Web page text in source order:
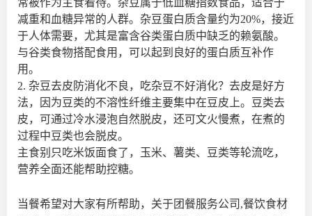
常被作为主食看待。杂豆属于低血糖指数食品，适合于
减重和血糖异常的人群。杂豆蛋白质含量约为20%，接近
于人体需要，尤其是富含谷类蛋白质中缺乏的赖氨酸。
与谷类食物搭配食用，可以起到良好的蛋白质互补作
用。
2. 杂豆去皮防消化不良，吃杂豆不好消化？去皮是好方
法，因为豆类的不溶性纤维主要集中在豆皮上。豆类去
皮，可通过冷水浸泡自然脱皮，还可文火慢煮，在煮的
过程中豆类也会脱皮。
主食别只吃米饭面食了，玉米、薯类、豆类等轮流吃，
营养全面还能帮助控糖。
当餐希望对大家有所帮助，关于团餐服务公司,餐饮食材